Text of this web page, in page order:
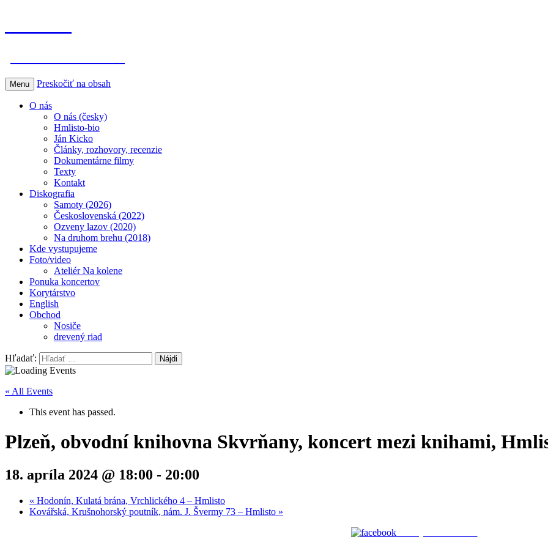
Menu Preskočiť na obsah
O nás
O nás (česky)
Hmlisto-bio
Ján Kicko
Články, rozhovory, recenzie
Dokumentárne filmy
Texty
Kontakt
Diskografia
Samoty (2026)
Československá (2022)
Ozveny lazov (2020)
Na druhom brehu (2018)
Kde vystupujeme
Foto/video
Ateliér Na kolene
Ponuka koncertov
Korytárstvo
English
Obchod
Nosiče
drevený riad
Hľadať:
« All Events
This event has passed.
Plzeň, obvodní knihovna Skvrňany, koncert mezi knihami,
18. apríla 2024 @ 18:00 - 20:00
« Hodonín, Kulatá brána, Vrchlického 4 – Hmlisto
Kovářská, Krušnohorský poutník, nám. J. Švermy 73 – Hmlisto »
Zdielaj na facebooku